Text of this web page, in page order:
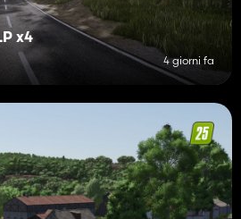
x4
4 giorni fa